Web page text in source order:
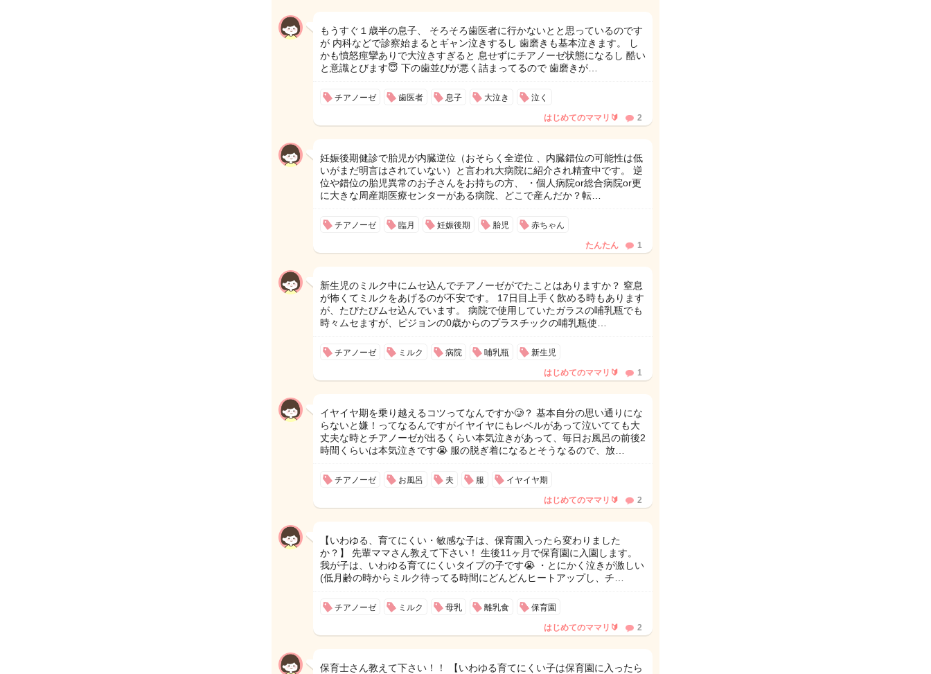
もうすぐ１歳半の息子、 そろそろ歯医者に行かないとと思っているのです
が 内科などで診察始まるとギャン泣きするし 歯磨きも基本泣きます。 し
かも憤怒痙攣ありで大泣きすぎると 息せずにチアノーゼ状態になるし 酷い
と意識とびます😇 下の歯並びが悪く詰まってるので 歯磨きが…
チアノーゼ 歯医者 息子 大泣き 泣く
はじめてのママリ🔰 2
妊娠後期健診で胎児が内臓逆位（おそらく全逆位 、内臓錯位の可能性は低
いがまだ明言はされていない）と言われ大病院に紹介され精査中です。 逆
位や錯位の胎児異常のお子さんをお持ちの方、 ・個人病院or総合病院or更
に大きな周産期医療センターがある病院、どこで産んだか？転…
チアノーゼ 臨月 妊娠後期 胎児 赤ちゃん
たんたん 1
新生児のミルク中にムセ込んでチアノーゼがでたことはありますか？ 窒息
が怖くてミルクをあげるのが不安です。 17日目上手く飲める時もあります
が、たびたびムセ込んでいます。 病院で使用していたガラスの哺乳瓶でも
時々ムセますが、ピジョンの0歳からのプラスチックの哺乳瓶使…
チアノーゼ ミルク 病院 哺乳瓶 新生児
はじめてのママリ🔰 1
イヤイヤ期を乗り越えるコツってなんですか🥲？ 基本自分の思い通りにな
らないと嫌！ってなるんですがイヤイヤにもレベルがあって泣いてても大
丈夫な時とチアノーゼが出るくらい本気泣きがあって、毎日お風呂の前後2
時間くらいは本気泣きです😭 服の脱ぎ着になるとそうなるので、放…
チアノーゼ お風呂 夫 服 イヤイヤ期
はじめてのママリ🔰 2
【いわゆる、育てにくい・敏感な子は、保育園入ったら変わりました
か？】 先輩ママさん教えて下さい！ 生後11ヶ月で保育園に入園します。
我が子は、いわゆる育てにくいタイプの子です😭 ・とにかく泣きが激しい
(低月齢の時からミルク待ってる時間にどんどんヒートアップし、チ…
チアノーゼ ミルク 母乳 離乳食 保育園
はじめてのママリ🔰 2
保育士さん教えて下さい！！ 【いわゆる育てにくい子は保育園に入ったら